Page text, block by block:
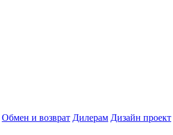
Обмен и возврат Дилерам Дизайн проект